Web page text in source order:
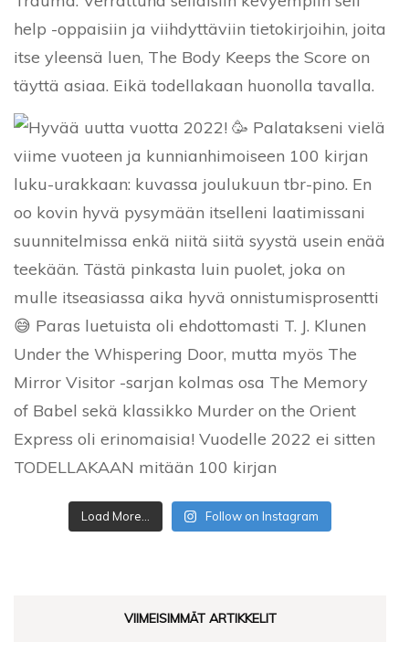
Load More... Follow on Instagram
VIIMEISIMMÄT ARTIKKELIT